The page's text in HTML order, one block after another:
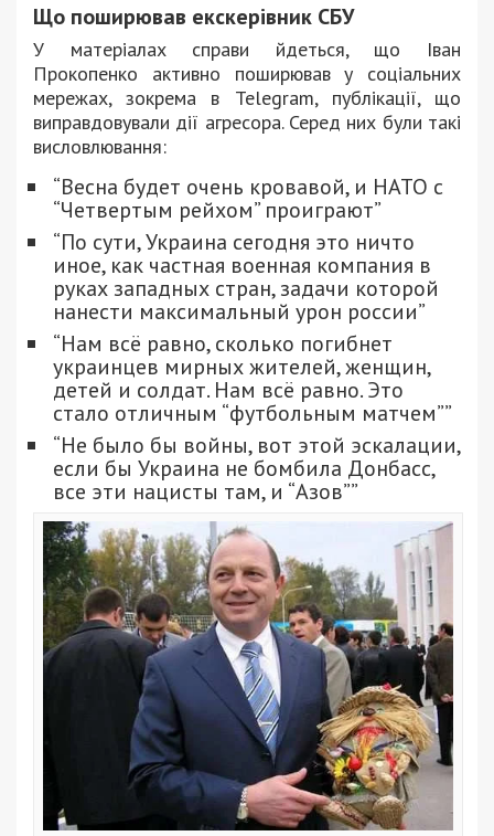
Що поширював екскерівник СБУ
У матеріалах справи йдеться, що Іван
Прокопенко активно поширював у соціальних
мережах, зокрема в Telegram, публікації, що
виправдовували дії агресора. Серед них були такі
висловлювання:
“Весна будет очень кровавой, и НАТО с
“Четвертым рейхом” проиграют”
“По сути, Украина сегодня это ничто
иное, как частная военная компания в
руках западных стран, задачи которой
нанести максимальный урон россии”
“Нам всё равно, сколько погибнет
украинцев мирных жителей, женщин,
детей и солдат. Нам всё равно. Это
стало отличным “футбольным матчем””
“Не было бы войны, вот этой эскалации,
если бы Украина не бомбила Донбасс,
все эти нацисты там, и “Азов””